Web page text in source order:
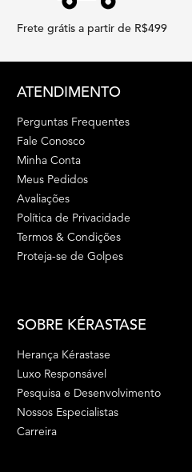
Frete grátis a partir de R$499
ATENDIMENTO
Perguntas Frequentes
Fale Conosco
Minha Conta
Meus Pedidos
Avaliações
Política de Privacidade
Termos & Condições
Proteja-se de Golpes
SOBRE KÉRASTASE
Herança Kérastase
Luxo Responsável
Pesquisa e Desenvolvimento
Nossos Especialistas
Carreira